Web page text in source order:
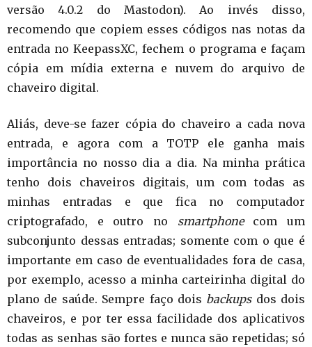
versão 4.0.2 do Mastodon). Ao invés disso,
recomendo que copiem esses códigos nas notas da
entrada no KeepassXC, fechem o programa e façam
cópia em mídia externa e nuvem do arquivo de
chaveiro digital.
Aliás, deve-se fazer cópia do chaveiro a cada nova
entrada, e agora com a TOTP ele ganha mais
importância no nosso dia a dia. Na minha prática
tenho dois chaveiros digitais, um com todas as
minhas entradas e que fica no computador
criptografado, e outro no smartphonecom um
subconjunto dessas entradas; somente com o que é
importante em caso de eventualidades fora de casa,
por exemplo, acesso a minha carteirinha digital do
plano de saúde. Sempre faço dois backupsdos dois
chaveiros, e por ter essa facilidade dos aplicativos
todas as senhas são fortes e nunca são repetidas; só